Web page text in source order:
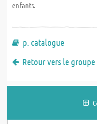
enfants.
p. catalogue
Retour vers le